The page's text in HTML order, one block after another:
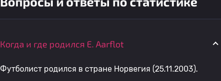
Когда и где родился E. Aarflot
Футболист родился в стране Норвегия (25.11.2003).